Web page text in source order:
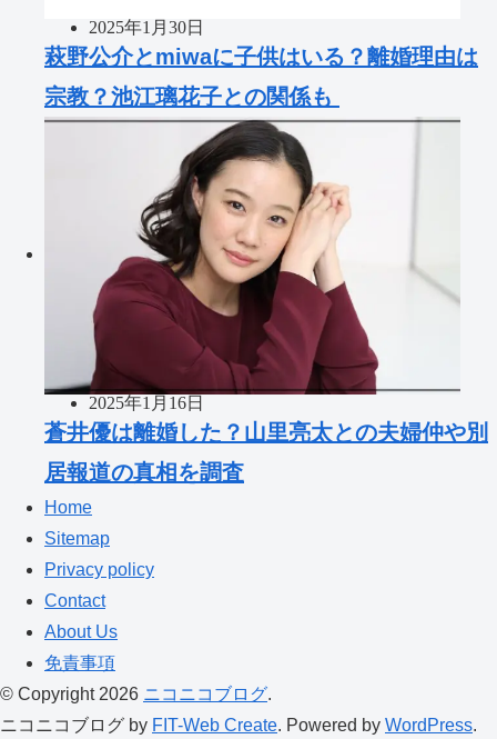
2025年1月30日
萩野公介とmiwaに子供はいる？離婚理由は
宗教？池江璃花子との関係も
2025年1月16日
蒼井優は離婚した？山里亮太との夫婦仲や別
居報道の真相を調査
Home
Sitemap
Privacy policy
Contact
About Us
免責事項
© Copyright 2026 ニコニコブログ.
ニコニコブログ by FIT-Web Create. Powered by WordPress.